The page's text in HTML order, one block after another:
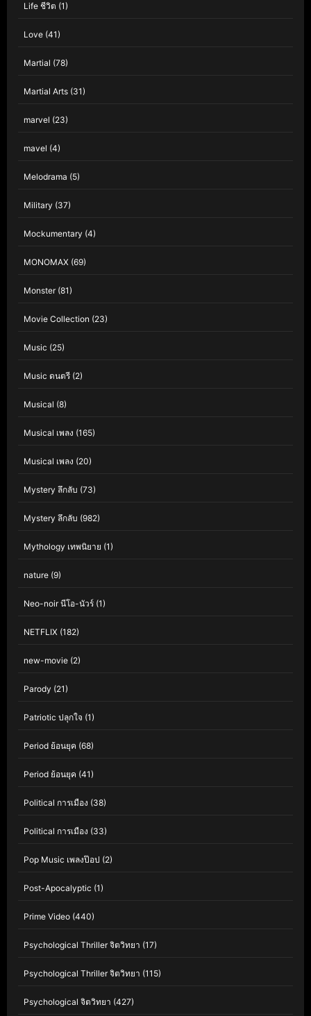
Life ชีวิต (1)
Love (41)
Martial (78)
Martial Arts (31)
marvel (23)
mavel (4)
Melodrama (5)
Military (37)
Mockumentary (4)
MONOMAX (69)
Monster(81)
Movie Collection (23)
Music (25)
Music ดนตรี (2)
Musical (8)
Musical เพลง (165)
Musical เพลง (20)
Mystery ลึกลับ (73)
Mystery ลึกลับ (982)
Mythology เทพนิยาย (1)
nature (9)
Neo-noir นีโอ-นัวร์ (1)
NETFLIX (182)
new-movie (2)
Parody (21)
Patriotic ปลุกใจ (1)
Period ย้อนยุค (68)
Period ย้อนยุค (41)
Political การเมือง (38)
Political การเมือง (33)
Pop Music เพลงป๊อป (2)
Post-Apocalyptic (1)
Prime Video (440)
Psychological Thriller จิตวิทยา (17)
Psychological Thriller จิตวิทยา (115)
Psychological จิตวิทยา (427)